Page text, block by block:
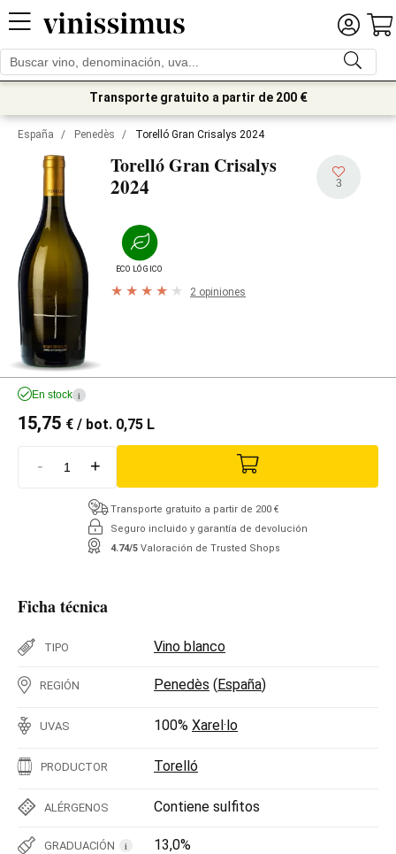
Transporte gratuito a partir de 200 €
España / Penedès / Torelló Gran Crisalys 2024
Torelló Gran Crisalys
2024 3
ECOLÓGICO
2 opiniones
En stock i
15,75 € / bot. 0,75 L
- +
Transporte gratuito a partir de 200 €
Seguro incluido y garantía de devolución
4.74/5 Valoración de Trusted Shops
Ficha técnica
TIPO Vino blanco
REGIÓN Penedès (España)
UVAS 100% Xarel·lo
PRODUCTOR Torelló
ALÉRGENOS Contiene sulfitos
GRADUACIÓN i 13,0%